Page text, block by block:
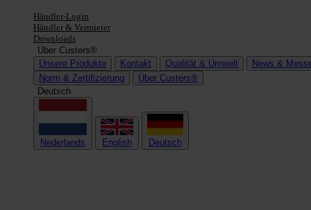
Händler-Login
Händler & Vermieter
Downloads
Über Custers®
Unsere Produkte
Kontakt Qualität & Umwelt
News &
Norm & Zertifizierung
Über Custers®
Deutsch
Nederlands English Deutsch